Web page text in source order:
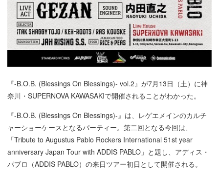
『-B.O.B. (Blessings On Blessings)- vol.2』が7月13日（土）に神
奈川・SUPERNOVA KAWASAKIで開催されることがわかった。
『-B.O.B. (Blessings On Blessings)-』は、レゲエメインのカルチ
ャーショーケースとなるパーティー。第二回となる今回は、
「Tribute to Augustus Pablo Rockers International 51st year
anniversary Japan Tour with ADDIS PABLO」と題し、アディス・
パブロ（ADDIS PABLO）の来日ツアー初日として開催される。